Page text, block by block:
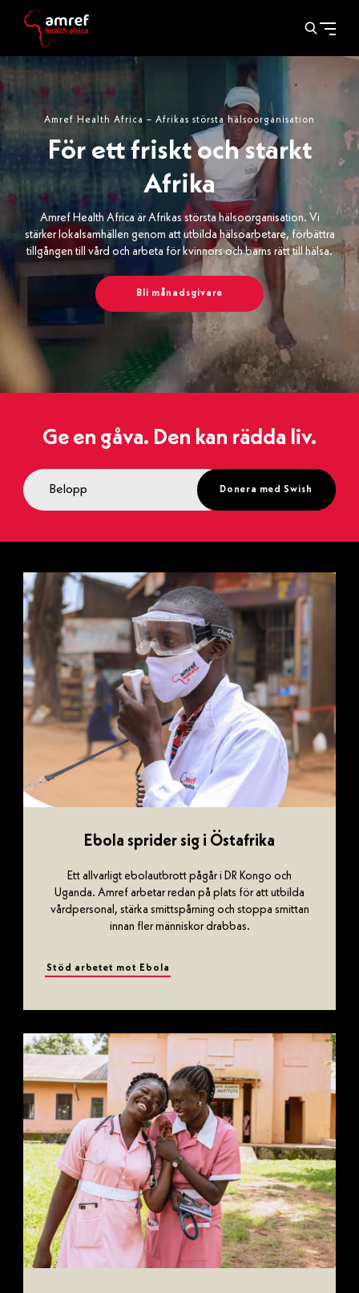
Amref Health Africa – Afrikas största hälsoorganisation
För ett friskt och starkt
Afrika
Amref Health Africa är Afrikas största hälsoorganisation. Vi
stärker lokalsamhällen genom att utbilda hälsoarbetare, förbättra
tillgången till vård och arbeta för kvinnors och barns rätt till hälsa.
Bli månadsgivare
Ge en gåva. Den kan rädda liv.
Donera med Swish
Ebola sprider sig i Östafrika
Ett allvarligt ebolautbrott pågår i DR Kongo och
Uganda. Amref arbetar redan på plats för att utbilda
vårdpersonal, stärka smittspårning och stoppa smittan
innan fler människor drabbas.
Stöd arbetet mot Ebola